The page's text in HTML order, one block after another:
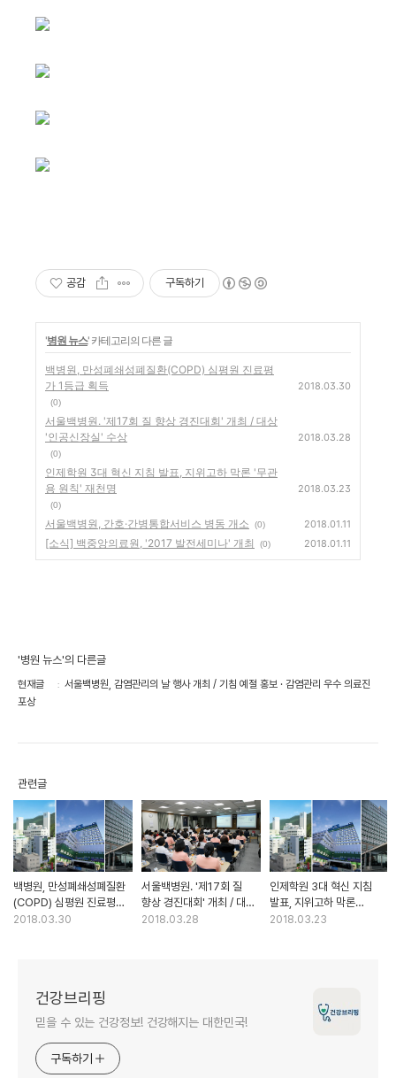
공감 구독하기
'병원 뉴스' 카테고리의 다른 글
백병원, 만성폐쇄성폐질환(COPD) 심평원 진료평
가 1등급 획득
(0)
2018.03.30
서울백병원. '제17회 질 향상 경진대회' 개최 / 대상
'인공신장실' 수상
(0)
2018.03.28
인제학원 3대 혁신 지침 발표, 지위고하 막론 '무관
용 원칙' 재천명
(0)
2018.03.23
서울백병원, 간호·간병통합서비스 병동 개소 (0) 2018.01.11
[소식] 백중앙의료원, '2017 발전세미나' 개최 (0) 2018.01.11
'병원 뉴스'의 다른글
현재글
서울백병원, 감염관리의 날 행사 개최 / 기침 예절 홍보 · 감염관리 우수 의료진
포상
관련글
백병원, 만성폐쇄성폐질환
(COPD) 심평원 진료평가
1등급 획득
2018.03.30
서울백병원. '제17회 질
향상 경진대회' 개최 / 대상
'인공신장실' 수상
2018.03.28
인제학원 3대 혁신 지침
발표, 지위고하 막론
'무관용 원칙' 재천명
2018.03.23
건강브리핑
믿을 수 있는 건강정보! 건강해지는 대한민국!
구독하기